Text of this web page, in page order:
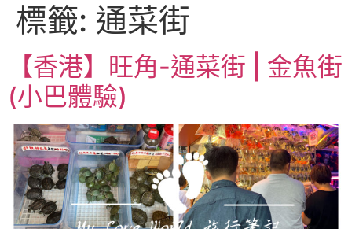
標籤: 通菜街
【香港】旺角-通菜街 | 金魚街
(小巴體驗)